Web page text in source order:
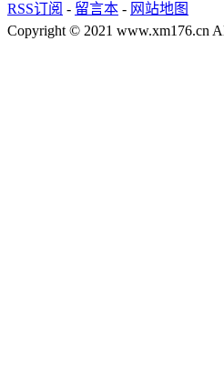
RSS订阅 - 留言本 - 网站地图
Copyright © 2021 www.xm176.cn